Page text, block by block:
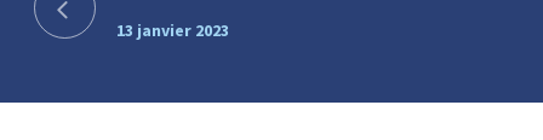
13 janvier 2023